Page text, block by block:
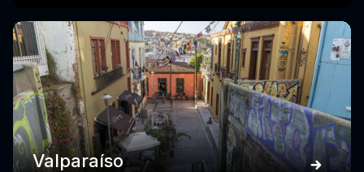
Valparaíso